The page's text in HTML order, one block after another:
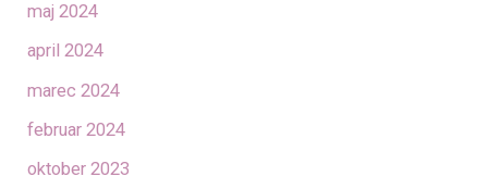
maj 2024
april 2024
marec 2024
februar 2024
oktober 2023